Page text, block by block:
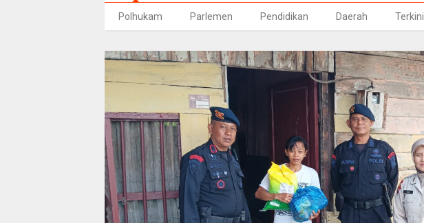
Polhukam Parlemen Pendidikan Daerah Terkini